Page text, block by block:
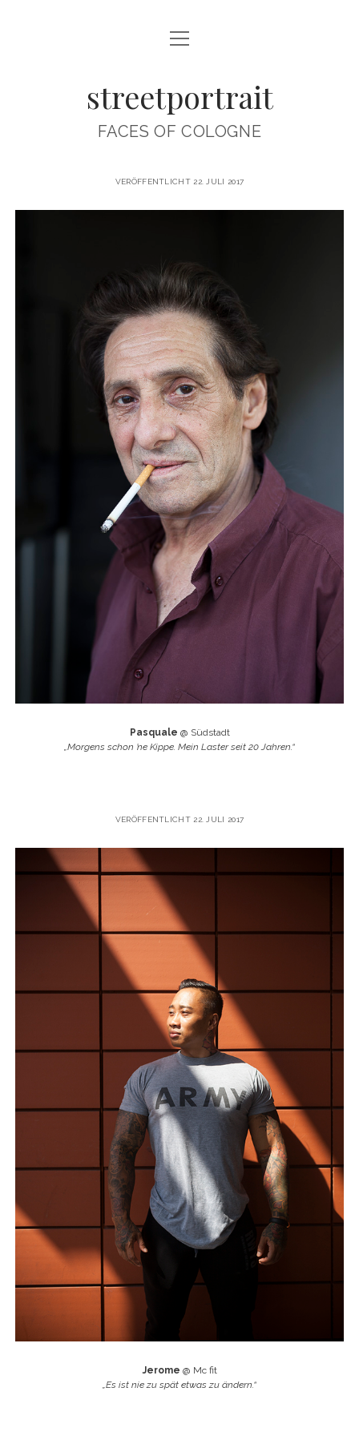
ABOUT
CONTACT
IMPRINT
Menü
öffnen
streetportrait
FACES OF COLOGNE
streetportrait
Beiträge
VERÖFFENTLICHT 22. JULI 2017
Pasquale @ Südstadt
„Morgens schon ’ne Kippe. Mein Laster seit 20 Jahren.“
VERÖFFENTLICHT 22. JULI 2017
Jerome @ Mc fit
„Es ist nie zu spät etwas zu ändern.“